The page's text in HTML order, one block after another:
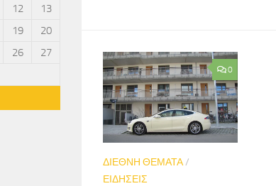
0
ΔΙΕΘΝΗ ΘΕΜΑΤΑ/
ΕΙΔΗΣΕΙΣ
12
13
19
20
26
27